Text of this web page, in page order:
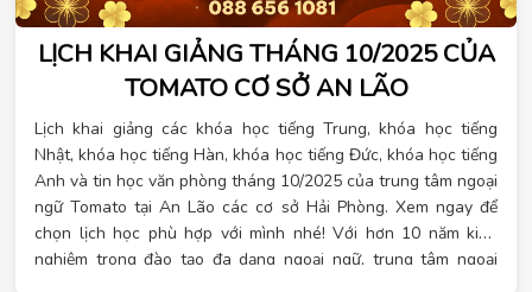
LỊCH KHAI GIẢNG THÁNG 10/2025 CỦA
TOMATO CƠ SỞ AN LÃO
Lịch khai giảng các khóa học tiếng Trung, khóa học tiếng
Nhật, khóa học tiếng Hàn, khóa học tiếng Đức, khóa học tiếng
Anh và tin học văn phòng tháng 10/2025 của trung tâm ngoại
ngữ Tomato tại An Lão các cơ sở Hải Phòng. Xem ngay để
chọn lịch học phù hợp với mình nhé! Với hơn 10 năm kinh
nghiệm trong đào tạo đa dạng ngoại ngữ, trung tâm ngoại